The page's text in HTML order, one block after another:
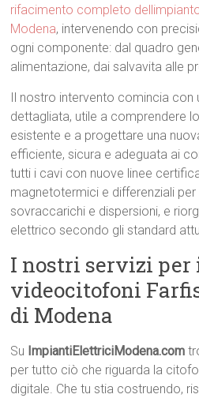
rifacimento completo
Modena, intervenendo con
ogni componente: dal quadro
alimentazione, dai salvavita alle
Il nostro intervento comincia con
dettagliata, utile a comprendere
esistente e a progettare una
efficiente, sicura e adeguata ai
tutti i cavi con nuove linee
magnetotermici e differenziali
sovraccarichi e dispersioni, e
elettrico secondo gli standard
I nostri servizi
videocitofoni
di Modena
Su ImpiantiElettriciModena.com
per tutto ciò che riguarda la
digitale. Che tu stia costruendo,